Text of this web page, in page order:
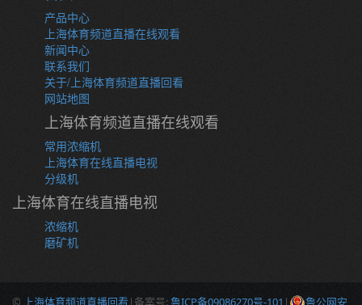
产品中心
上海体育频道直播在线观看
新闻中心
联系我们
关于/上海体育频道直播回看
网站地图
上海体育频道直播在线观看
常用浓缩机
上海体育在线直播电视
分级机
上海体育在线直播电视
浓缩机
磨矿机
© 上海体育频道直播回看|备案号:鲁ICP备09086270号-101 | 鲁公网安